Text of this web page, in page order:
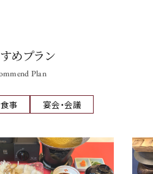
めプラン
Plan
事 宴会・会議